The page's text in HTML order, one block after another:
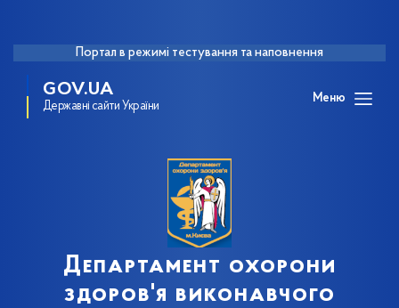
Портал в режимі тестування та наповнення
GOV.UA
Державні сайти України
Меню
Департамент охорони
здоров'я виконавчого